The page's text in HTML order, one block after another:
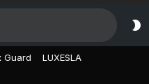
Guard LUXESLA